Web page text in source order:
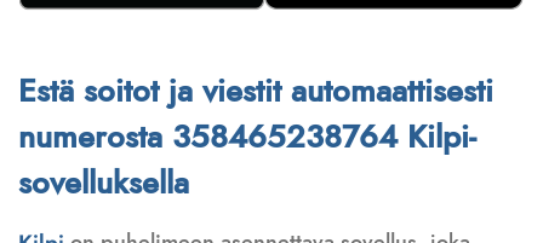
Estä soitot ja viestit automaattisesti
numerosta 358465238764 Kilpi-
sovelluksella